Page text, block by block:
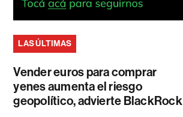
LAS ÚLTIMAS
Vender euros para comprar
yenes aumenta el riesgo
geopolítico, advierte BlackRock